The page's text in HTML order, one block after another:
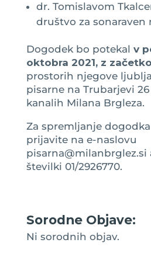
dr. Tomislavom
društvo za sonaraven
Dogodek bo potekal v
oktobra 2021, z
prostorih njegove
pisarne na Trubarjevi
kanalih Milana Brgleza.
Za spremljanje
prijavite na e-naslovu
pisarna@milanbrglez.si
številki 01/2926770.
Sorodne Objave:
Ni sorodnih objav.